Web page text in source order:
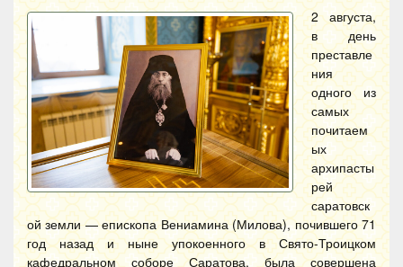
2 августа,
в день
преставле
ния
одного из
самых
почитаем
ых
архипасты
рей
саратовск
ой земли — епископа Вениамина (Милова), почившего 71
год назад и ныне упокоенного в Свято-Троицком
кафедральном соборе Саратова, была совершена